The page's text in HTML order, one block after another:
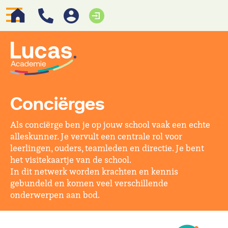
Conciërges
Als conciërge ben je op jouw school vaak een echte
alleskunner. Je vervult een centrale rol voor
leerlingen, ouders, teamleden en directie. Je bent
het visitekaartje van de school.
In dit netwerk worden krachten en kennis
gebundeld en komen veel verschillende
onderwerpen aan bod.